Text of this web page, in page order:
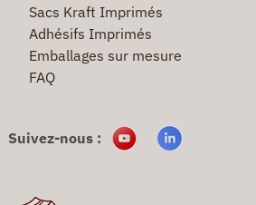
Sacs Kraft Imprimés
Adhésifs Imprimés
Emballages sur mesure
FAQ
Suivez-nous :